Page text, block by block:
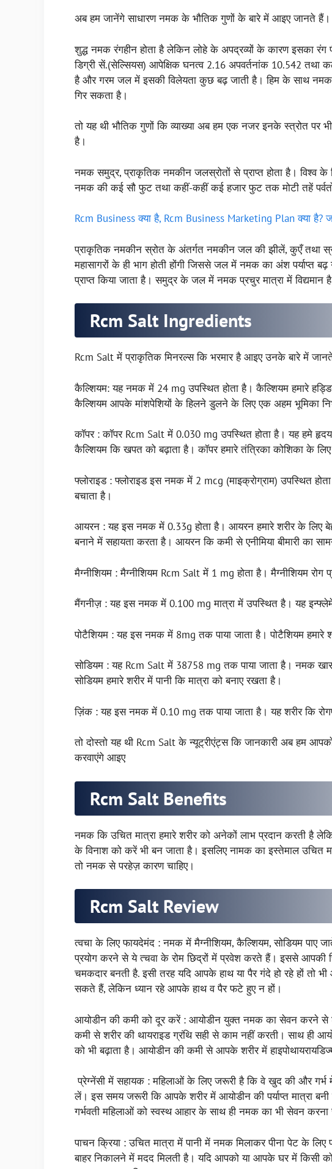
अब हम जानेंगे साधारण नमक के भौतिक गुणों के बारे में आइए जानते हैं।
शुद्ध नमक रंगहीन होता है लेकिन लोहे के अपद्रव्यों के कारण इसका रंग
डिग्री सें.(सेल्सियस) आपेक्षिक घनत्व 2.16 अपवर्तनांक 10.542
है और गरम जल में इसकी विलेयता कुछ बढ़ जाती है। हिम के साथ नमक
गिर सकता है।
तो यह थी भौतिक गुणों कि व्याख्या अब हम एक नजर इनके स्त्रोत पर
है।
नमक समुद्र, प्राकृतिक नमकीन जलस्रोतों से प्राप्त होता है। विश्व के
नमक की कई सौ फुट तथा कहीं-कहीं कई हजार फुट तक मोटी तहें
Rcm Business क्या है, Rcm Business Marketing Plan क्या है?
प्राकृतिक नमकीन स्रोत के अंतर्गत नमकीन जल की झीलें, कुएँ तथा
महासागरों के ही भाग होती होंगी जिससे जल में नमक का अंश पर्याप्त
प्राप्त किया जाता है। समुद्र के जल में नमक प्रचुर मात्रा में विद्यमान
Rcm Salt Ingredients
Rcm Salt में प्राकृतिक मिनरल्स कि भरमार है आइए उनके बारे में
कैल्शियम: यह नमक में 24 mg उपस्थित होता है। कैल्शियम हमारे
कैल्शियम आपके मांशपेशियों के हिलने डुलने के लिए एक अहम भूमिका
कॉपर : कॉपर Rcm Salt में 0.030 mg उपस्थित होता है। यह हमे
कैल्शियम कि खपत को बढ़ाता है। कॉपर हमारे तंत्रिका कोशिका के लिए
फ्लोराइड : फ्लोराइड इस नमक में 2 mcg (माइक्रोग्राम) उपस्थित
बचाता है।
आयरन : यह इस नमक में 0.33g होता है। आयरन हमारे शरीर के लिए
बनाने में सहायता करता है। आयरन कि कमी से एनीमिया बीमारी का
मैग्नीशियम : मैग्नीशियम Rcm Salt में 1 mg होता है। मैग्नीशियम रोग
मैंगनीज़ : यह इस नमक में 0.100 mg मात्रा में उपस्थित है। यह
पोटैशियम : यह इस नमक में 8mg तक पाया जाता है। पोटैशियम हमारे
सोडियम : यह Rcm Salt में 38758 mg तक पाया जाता है। नमक
सोडियम हमारे शरीर में पानी कि मात्रा को बनाए रखता है।
ज़िंक : यह इस नमक में 0.10 mg तक पाया जाता है। यह शरीर कि
तो दोस्तो यह थी Rcm Salt के न्यूट्रीएंट्स कि जानकारी अब हम
करवाएंगे आइए
Rcm Salt Benefits
नमक कि उचित मात्रा हमारे शरीर को अनेकों लाभ प्रदान करती है
के विनाश को करें भी बन जाता है। इसलिए नामक का इस्तेमाल उचित
तो नमक से परहेज़ कारण चाहिए।
Rcm Salt Review
त्वचा के लिए फायदेमंद : नमक में मैग्नीशियम, कैल्शियम, सोडियम पाए
प्रयोग करने से ये त्चवा के रोम छिद्रों में प्रवेश करते हैं। इससे आपकी
चमकदार बनती है. इसी तरह यदि आपके हाथ या पैर गंदे हो रहे हों
सकते हैं, लेकिन ध्यान रहे आपके हाथ व पैर फटे हुए न हों।
आयोडीन की कमी को दूर करें : आयोडीन युक्त नमक का सेवन करने से
कमी से शरीर की थायराइड ग्रंथि सही से काम नहीं करती। साथ ही
को भी बढ़ाता है। आयोडीन की कमी से आपके शरीर में
प्रेग्नेंसी में सहायक : महिलाओं के लिए जरूरी है कि वे खुद की और
लें। इस समय जरूरी कि आपके शरीर में आयोडीन की पर्याप्त मात्रा
गर्भवती महिलाओं को स्वस्थ आहार के साथ ही नमक का भी सेवन करना
पाचन क्रिया : उचित मात्रा में पानी में नमक मिलाकर पीना पेट के
बाहर निकालने में मदद मिलती है। यदि आपको या आपके घर में किसी